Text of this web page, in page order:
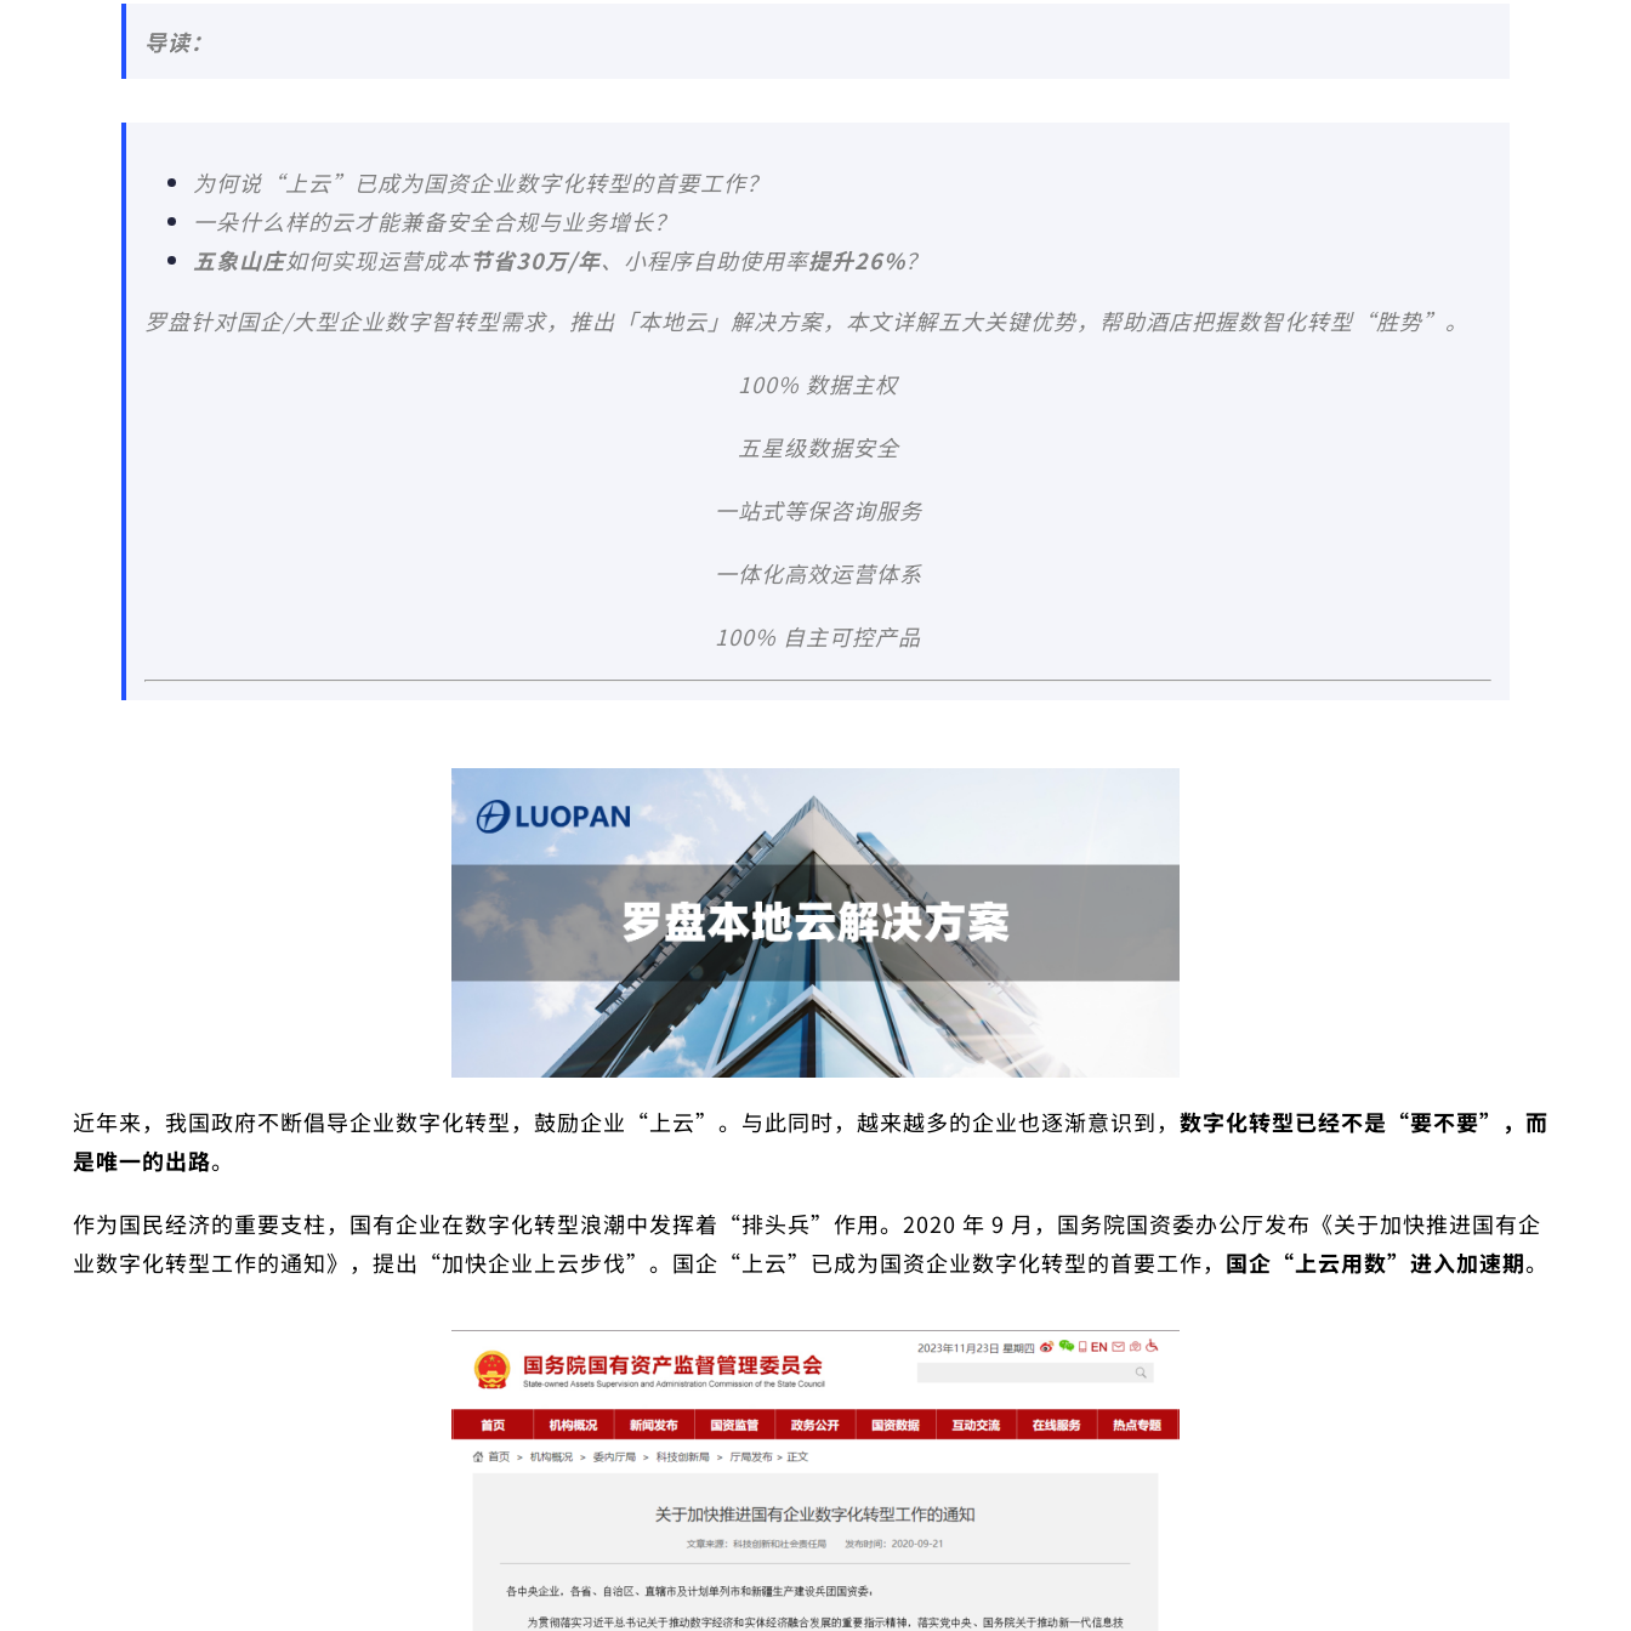
导读：
为何说“上云”已成为国资企业数字化转型的首要工作？
一朵什么样的云才能兼备安全合规与业务增长？
五象山庄如何实现运营成本节省30万/年、小程序自助使用率提升26%？
罗盘针对国企/大型企业数字智转型需求，推出「本地云」解决方案，本文详解五大关键优势，帮助酒店把握数智化转型“胜势”。
100% 数据主权
五星级数据安全
一站式等保咨询服务
一体化高效运营体系
100% 自主可控产品
近年来，我国政府不断倡导企业数字化转型，鼓励企业“上云”。与此同时，越来越多的企业也逐渐意识到， 数字化转型已经不是“要不要”，而
是唯一的出路。
作为国民经济的重要支柱，国有企业在数字化转型浪潮中发挥着“排头兵”作用。2020 年 9 月，国务院国资委办公厅发布《关于加快推进国有企
业数字化转型工作的通知》，提出“加快企业上云步伐”。国企“上云”已成为国资企业数字化转型的首要工作， 国企“上云用数”进入加速期。